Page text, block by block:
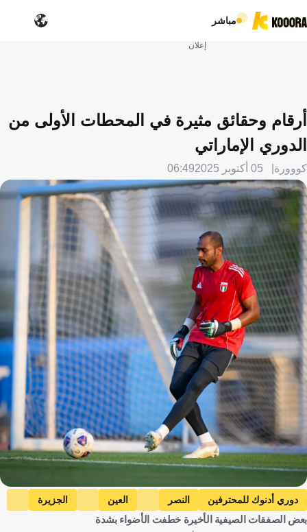
مباشر
إعلان
أرقام وحقائق مثيرة في المحطات الأولى من
الدوري الإماراتي
كووورة 05 أكتوبر 2025 06:49
دوري أدنوك للمحترفين النصر العين
الجزيرة
البطائح
الشارقة علي خصيف
بعض الصفقات الصيفية الأخيرة خطفت الأضواء بشدة